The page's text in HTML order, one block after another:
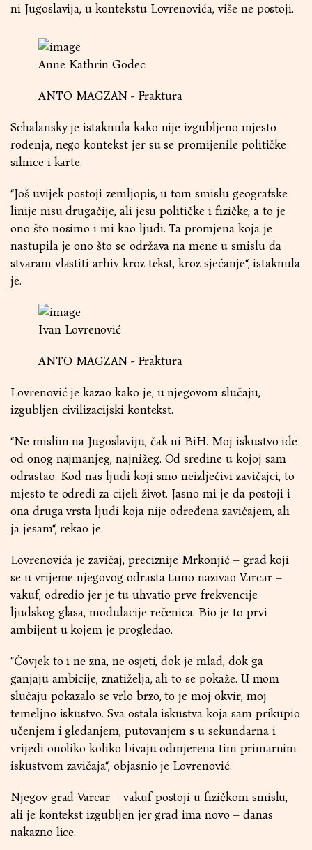
ni Jugoslavija, u kontekstu Lovrenovića, više ne postoji.
Anne Kathrin Godec
ANTO MAGZAN - Fraktura
Schalansky je istaknula kako nije izgubljeno mjesto
rođenja, nego kontekst jer su se promijenile političke
silnice i karte.
“Još uvijek postoji zemljopis, u tom smislu geografske
linije nisu drugačije, ali jesu političke i fizičke, a to je
ono što nosimo i mi kao ljudi. Ta promjena koja je
nastupila je ono što se održava na mene u smislu da
stvaram vlastiti arhiv kroz tekst, kroz sjećanje“, istaknula
je.
Ivan Lovrenović
ANTO MAGZAN - Fraktura
Lovrenović je kazao kako je, u njegovom slučaju,
izgubljen civilizacijski kontekst.
“Ne mislim na Jugoslaviju, čak ni BiH. Moj iskustvo ide
od onog najmanjeg, najnižeg. Od sredine u kojoj sam
odrastao. Kod nas ljudi koji smo neizlječivi zavičajci, to
mjesto te odredi za cijeli život. Jasno mi je da postoji i
ona druga vrsta ljudi koja nije određena zavičajem, ali
ja jesam“, rekao je.
Lovrenovića je zavičaj, preciznije Mrkonjić – grad koji
se u vrijeme njegovog odrasta tamo nazivao Varcar –
vakuf, odredio jer je tu uhvatio prve frekvencije
ljudskog glasa, modulacije rečenica. Bio je to prvi
ambijent u kojem je progledao.
“Čovjek to i ne zna, ne osjeti, dok je mlad, dok ga
ganjaju ambicije, znatiželja, ali to se pokaže. U mom
slučaju pokazalo se vrlo brzo, to je moj okvir, moj
temeljno iskustvo. Sva ostala iskustva koja sam prikupio
učenjem i gledanjem, putovanjem s u sekundarna i
vrijedi onoliko koliko bivaju odmjerena tim primarnim
iskustvom zavičaja“, objasnio je Lovrenović.
Njegov grad Varcar – vakuf postoji u fizičkom smislu,
ali je kontekst izgubljen jer grad ima novo – danas
nakazno lice.